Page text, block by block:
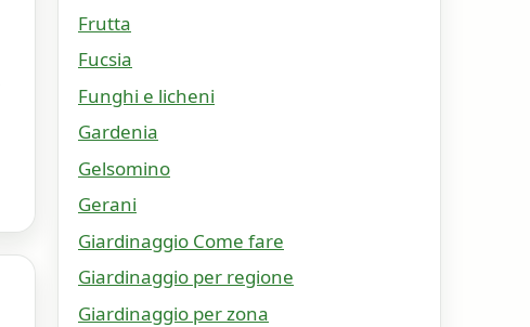
Frutta
Fucsia
Funghi e licheni
Gardenia
Gelsomino
Gerani
Giardinaggio Come fare
Giardinaggio per regione
Giardinaggio per zona